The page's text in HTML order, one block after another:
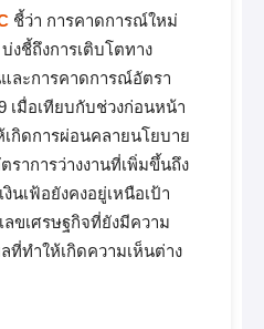
ชี้ว่า การคาดการณ์ใหม่
งชี้ถึงการเติบโตทาง
ละการคาดการณ์อัตรา
เมื่อเทียบกับช่วงก่อนหน้า
กิดการผ่อนคลายนโยบาย
ราการว่างงานที่เพิ่มขึ้นถึง
นเฟ้อยังคงอยู่เหนือเป้า
ลขเศรษฐกิจที่ยังมีความ
ที่ทำให้เกิดความเห็นต่าง